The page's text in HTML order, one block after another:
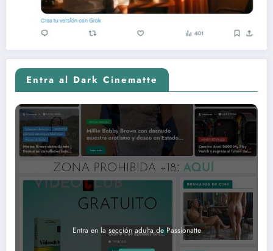
Entra al Dark Cinematte
Entra en la sección adulta de Passionatte